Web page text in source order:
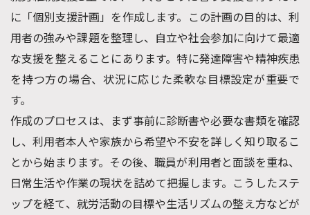
に「個別支援計画」を作成します。この計画の目的は、利
用者の強みや課題を整理し、自立や社会参加に向けて最適
な支援を整えることにあります。特に発達障害や精神疾患
を持つ方の場合、状況に応じた柔軟な目標設定が重要で
す。
作成のプロセスは、まず事前に診断書や必要な書類を確認
し、利用者本人や家族から希望や不安を詳しく知り取るこ
とから始まります。その後、職員が利用者と面談を重ね、
日常生活や作業の現状を詰めて把握します。こうしたステ
ップを経て、就労活動の目標や生活リズムの整え方などが